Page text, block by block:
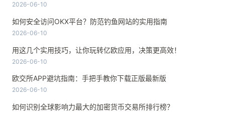
2026-06-10
如何安全访问OKX平台？防范钓鱼网站的实用指南
2026-06-10
用这几个实用技巧，让你玩转亿欧应用，决策更高效！
2026-06-10
欧交所APP避坑指南：手把手教你下载正版最新版
2026-06-10
如何识别全球影响力最大的加密货币交易所排行榜？